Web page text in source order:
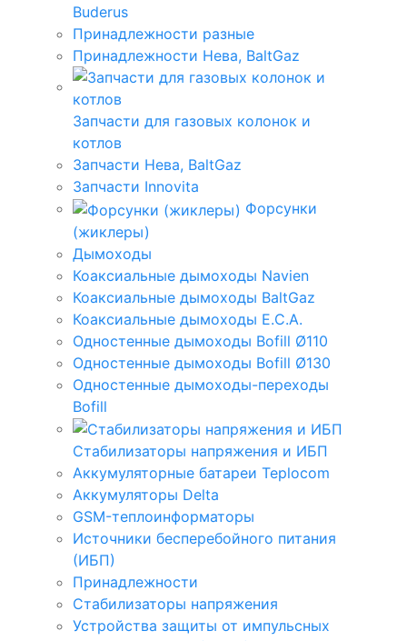
Buderus
Принадлежности разные
Принадлежности Нева, BaltGaz
Запчасти для газовых колонок и
котлов
Запчасти Нева, BaltGaz
Запчасти Innovita
Форсунки
(жиклеры)
Дымоходы
Коаксиальные дымоходы Navien
Коаксиальные дымоходы BaltGaz
Коаксиальные дымоходы E.C.A.
Одностенные дымоходы Bofill Ø110
Одностенные дымоходы Bofill Ø130
Одностенные дымоходы-переходы
Bofill
Стабилизаторы напряжения и ИБП
Аккумуляторные батареи Teplocom
Аккумуляторы Delta
GSM-теплоинформаторы
Источники бесперебойного питания
(ИБП)
Принадлежности
Стабилизаторы напряжения
Устройства защиты от импульсных